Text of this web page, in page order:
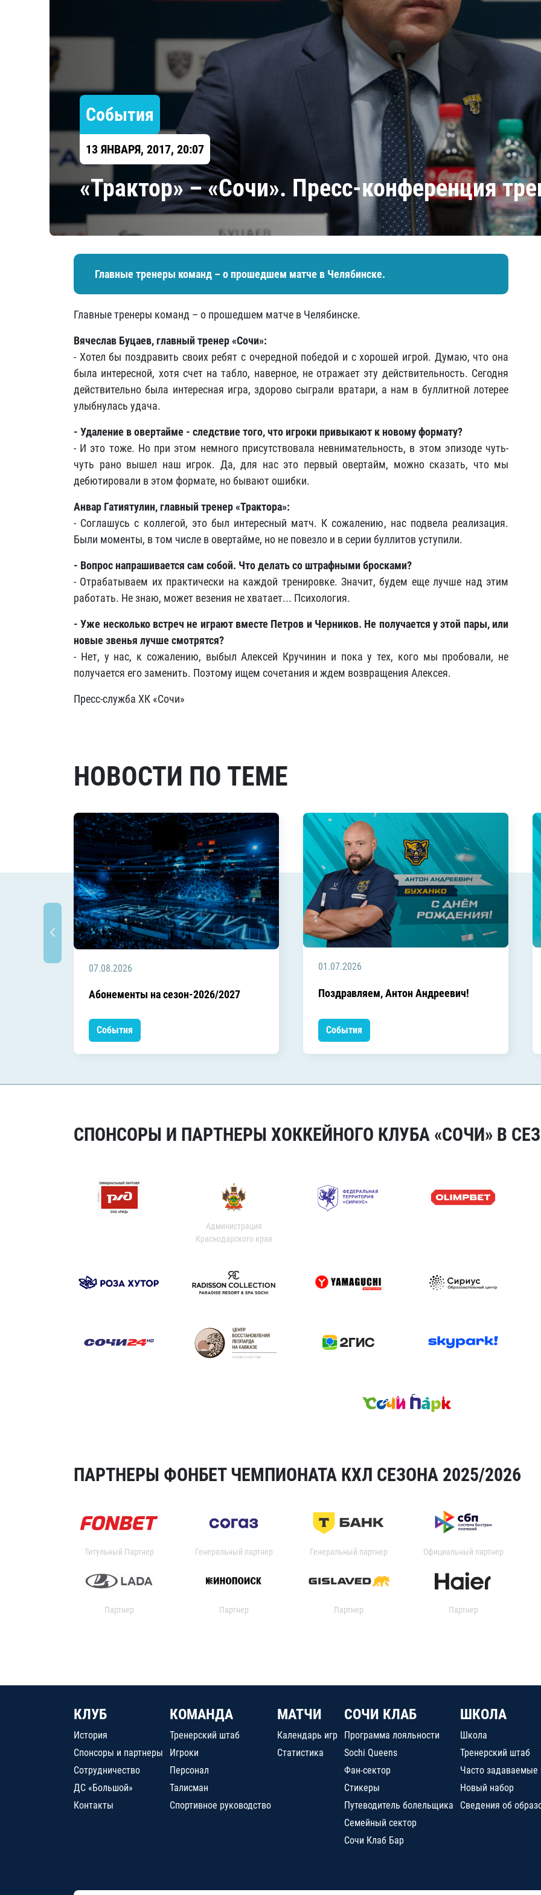
Шанхайские Драконы
Амур
Барыс
Салават Юлаев
События
13 ЯНВАРЯ, 2017, 20:07
«Трактор» – «Сочи». Пресс-конференция
Главные тренеры команд – о прошедшем матче в Челябинске.
Главные тренеры команд – о прошедшем матче в Челябинске.
Вячеслав Буцаев, главный тренер «Сочи»:
- Хотел бы поздравить своих ребят с очередной победой и с хорошей игрой. Думаю, что она
была интересной, хотя счет на табло, наверное, не отражает эту действительность. Сегодня
действительно была интересная игра, здорово сыграли вратари, а нам в буллитной лотерее
улыбнулась удача.
- Удаление в овертайме - следствие того, что игроки привыкают к новому формату?
- И это тоже. Но при этом немного присутствовала невнимательность, в этом эпизоде чуть-
чуть рано вышел наш игрок. Да, для нас это первый овертайм, можно сказать, что мы
дебютировали в этом формате, но бывают ошибки.
Анвар Гатиятулин, главный тренер «Трактора»:
- Соглашусь с коллегой, это был интересный матч. К сожалению, нас подвела реализация.
Были моменты, в том числе в овертайме, но не повезло и в серии буллитов уступили.
- Вопрос напрашивается сам собой. Что делать со штрафными бросками?
- Отрабатываем их практически на каждой тренировке. Значит, будем еще лучше над этим
работать. Не знаю, может везения не хватает... Психология.
- Уже несколько встреч не играют вместе Петров и Черников. Не получается у этой пары, или
новые звенья лучше смотрятся?
- Нет, у нас, к сожалению, выбыл Алексей Кручинин и пока у тех, кого мы пробовали, не
получается его заменить. Поэтому ищем сочетания и ждем возвращения Алексея.
Пресс-служба ХК «Сочи»
НОВОСТИ ПО ТЕМЕ
07.08.2026
Абонементы на сезон-2026/2027
События
01.07.2026
Поздравляем, Антон Андреевич!
События
СПОНСОРЫ И ПАРТНЕРЫ ХОККЕЙНОГО КЛУБА «СОЧИ» В
Администрация
Краснодарского края
ПАРТНЕРЫ ФОНБЕТ ЧЕМПИОНАТА КХЛ СЕЗОНА 2025/2026
Титульный Партнер Генеральный партнер Генеральный партнер Официальный партнер
Партнер Партнер Партнер Партнер
КЛУБ
История
Спонсоры и партнеры
Сотрудничество
ДС «Большой»
Контакты
КОМАНДА
Тренерский штаб
Игроки
Персонал
Талисман
Спортивное руководство
МАТЧИ
Календарь игр
Статистика
СОЧИ КЛАБ
Программа лояльности
Sochi Queens
Фан-сектор
Стикеры
Путеводитель болельщика
Семейный сектор
Сочи Клаб Бар
ШКОЛА
Школа
Тренерский штаб
Часто задаваемые
Новый набор
Сведения об